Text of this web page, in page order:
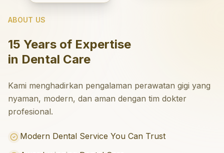
ABOUT US
15 Years of Expertise
in Dental Care
Kami menghadirkan pengalaman perawatan gigi yang
nyaman, modern, dan aman dengan tim dokter
profesional.
Modern Dental Service You Can Trust